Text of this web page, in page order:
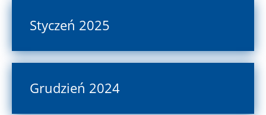
Styczeń 2025
Grudzień 2024